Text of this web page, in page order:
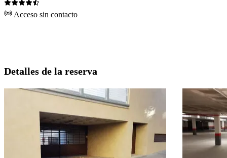
Acceso sin contacto
Detalles de la reserva